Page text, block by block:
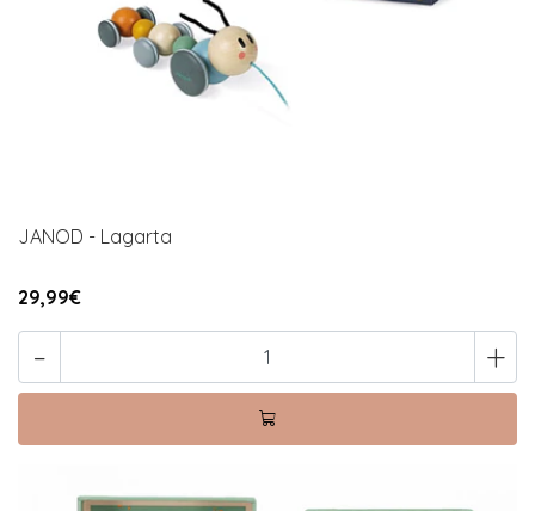
JANOD - Lagarta
29,99€
- +